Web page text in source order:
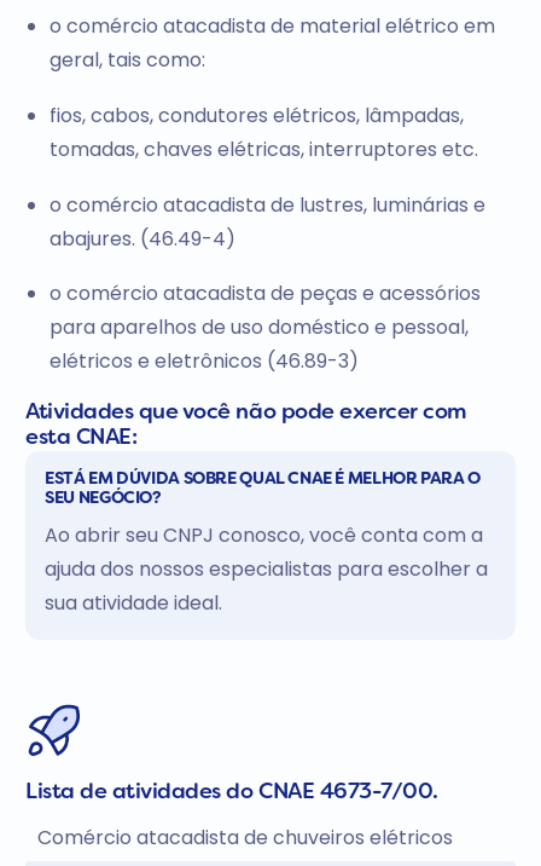
o comércio atacadista de material elétrico em
geral, tais como:
fios, cabos, condutores elétricos, lâmpadas,
tomadas, chaves elétricas, interruptores etc.
o comércio atacadista de lustres, luminárias e
abajures. (46.49-4)
o comércio atacadista de peças e acessórios
para aparelhos de uso doméstico e pessoal,
elétricos e eletrônicos (46.89-3)
Atividades que você não pode exercer com
esta CNAE:
ESTÁ EM DÚVIDA SOBRE QUAL CNAE É MELHOR PARA O
SEU NEGÓCIO?
Ao abrir seu CNPJ conosco, você conta com a
ajuda dos nossos especialistas para escolher a
sua atividade ideal.
Lista de atividades do CNAE 4673-7/00.
Comércio atacadista de chuveiros elétricos